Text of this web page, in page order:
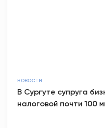
НОВОСТИ
В Сургуте супруга
налоговой почти 100